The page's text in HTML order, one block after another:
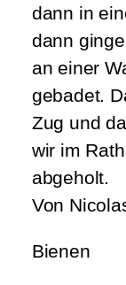
dann in
dann
an einer
gebadet.
Zug und
wir im
abgeholt.
Von
Bienen